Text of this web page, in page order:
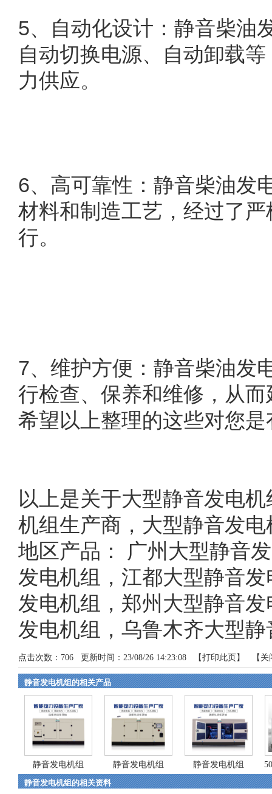
5、自动化设计：静音柴油
自动切换电源、自动卸载
力供应。
6、高可靠性：静音柴油发
材料和制造工艺，经过了
行。
7、维护方便：静音柴油发
行检查、保养和维修，从
希望 以上整理的这些对您
以上是关于大型静音发电
机组生产商，大型静音发
地区产品：
广州大型静音
发电机组 ， 江都大型静音发
发电机组 ， 郑州大型静音发
发电机组 ， 乌鲁木齐大型
点击次数： 706 更新时间：23/08/26 14:23:08 【打印此页】 【 关
静音发电机组的相关产品
静音发电机组 静音发电机组 静音发电机组
静音发电机组的相关资料